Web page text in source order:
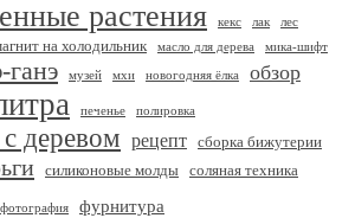
растения кекс лак
лес
на холодильник масло для дерева мика-шифт
музей мхи новогодняя ёлка обзор
печенье полировка
деревом рецепт сборка бижутерии
силиконовые молды соляная техника
фотография фурнитура